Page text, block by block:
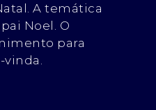
A temática
Noel. O
para